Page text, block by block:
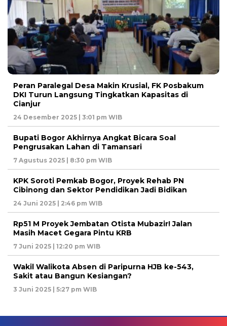
Peran Paralegal Desa Makin Krusial, FK Posbakum
DKI Turun Langsung Tingkatkan Kapasitas di
Cianjur
24 Desember 2025 | 3:01 pm WIB
Bupati Bogor Akhirnya Angkat Bicara Soal
Pengrusakan Lahan di Tamansari
7 Agustus 2025 | 8:30 pm WIB
KPK Soroti Pemkab Bogor, Proyek Rehab PN
Cibinong dan Sektor Pendidikan Jadi Bidikan
24 Juni 2025 | 2:46 pm WIB
Rp51 M Proyek Jembatan Otista Mubazir! Jalan
Masih Macet Gegara Pintu KRB
7 Juni 2025 | 12:20 pm WIB
Wakil Walikota Absen di Paripurna HJB ke-543,
Sakit atau Bangun Kesiangan?
3 Juni 2025 | 5:27 pm WIB